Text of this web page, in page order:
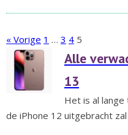
« Vorige 1 … 3 4 5
Alle
13
Het is al
de iPhone 12 uitgebracht